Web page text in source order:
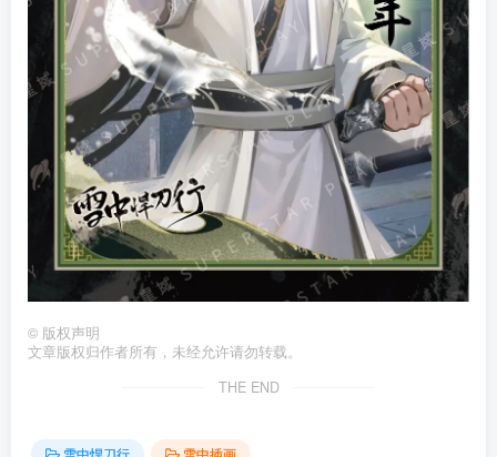
© 版权声明
文章版权归作者所有，未经允许请勿转载。
THE END